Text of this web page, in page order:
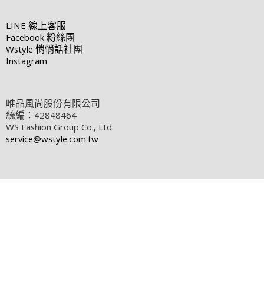
LINE線上客服
Facebook粉絲團
Wstyle悄悄話社團
Instagram
唯品風尚股份有限公司
統編：42848464
WS Fashion Group Co., Ltd.
service@wstyle.com.tw